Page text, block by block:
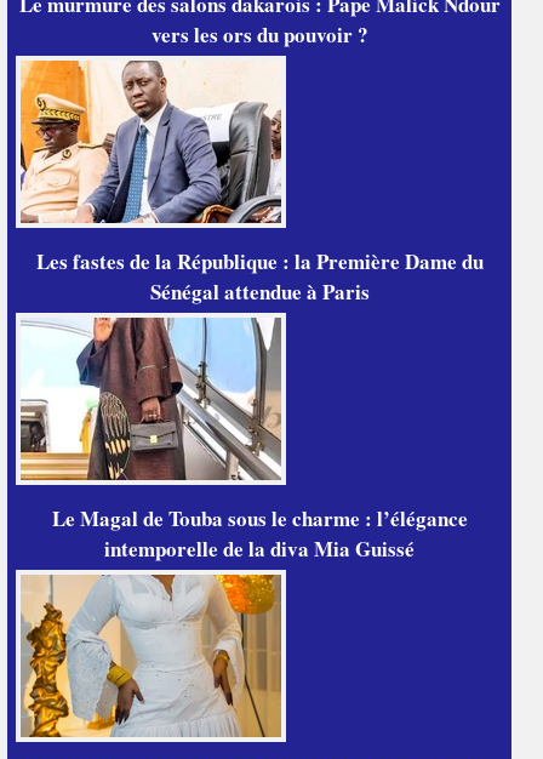
vers les ors du pouvoir ?
Les fastes de la République : la Première Dame du
Sénégal attendue à Paris
Le Magal de Touba sous le charme : l’élégance
intemporelle de la diva Mia Guissé